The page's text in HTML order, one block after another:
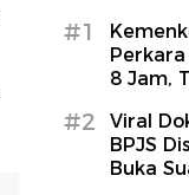
#1
Perkara
8 Jam,
#2
Viral
BPJS
Buka